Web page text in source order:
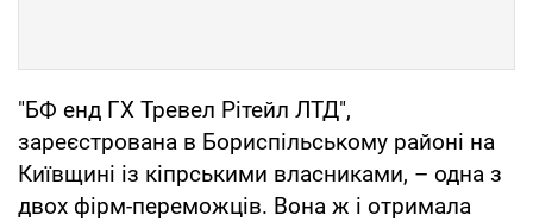
"БФ енд ГХ Тревел Рітейл ЛТД",
зареєстрована в Бориспільському районі на
Київщині із кіпрськими власниками, – одна з
двох фірм-переможців. Вона ж і отримала